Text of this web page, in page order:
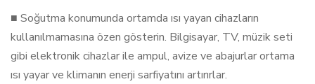
■ Soğutma konumunda ortamda ısı yayan cihazların
kullanılmamasına özen gösterin. Bilgisayar, TV, müzik seti
gibi elektronik cihazlar ile ampul, avize ve abajurlar ortama
ısı yayar ve klimanın enerji sarfiyatını artırırlar.